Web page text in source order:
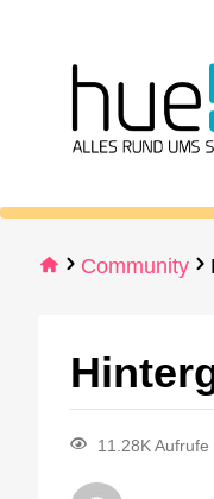
Community
11.28K Aufrufe